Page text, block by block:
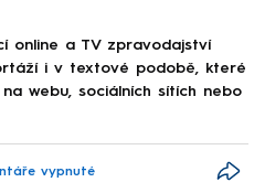
online a TV zpravodajství
i v textové podobě, které
webu, sociálních sítích nebo
vypnuté